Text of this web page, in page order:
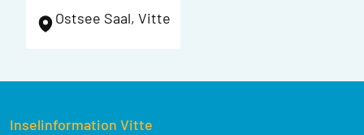
Ostsee Saal, Vitte
Inselinformation Vitte